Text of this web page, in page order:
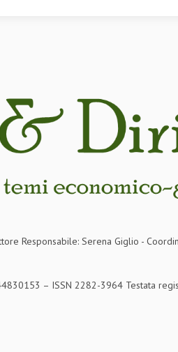
Responsabile: Serena Giglio -
– ISSN 2282-3964 Testata